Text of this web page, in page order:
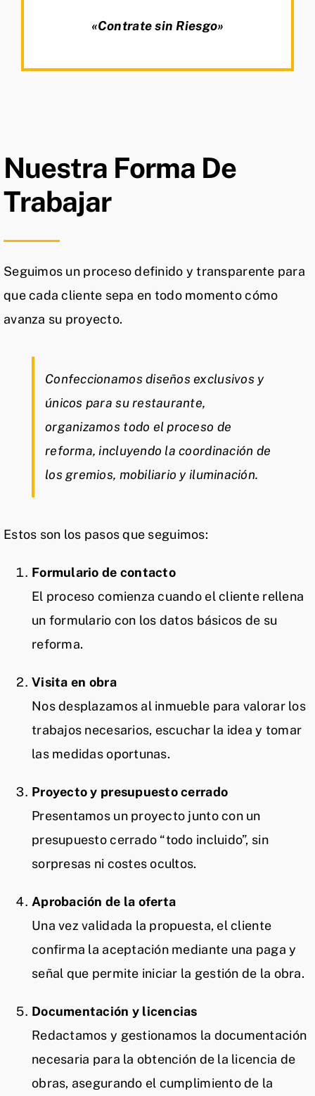
«Contrate sin Riesgo»
Nuestra Forma De
Trabajar
Seguimos un proceso definido y transparente para
que cada cliente sepa en todo momento cómo
avanza su proyecto.
Confeccionamos diseños exclusivos y
únicos para su restaurante,
organizamos todo el proceso de
reforma, incluyendo la coordinación de
los gremios, mobiliario y iluminación.
Estos son los pasos que seguimos:
Formulario de contacto
El proceso comienza cuando el cliente rellena
un formulario con los datos básicos de su
reforma.
Visita en obra
Nos desplazamos al inmueble para valorar los
trabajos necesarios, escuchar la idea y tomar
las medidas oportunas.
Proyecto y presupuesto cerrado
Presentamos un proyecto junto con un
presupuesto cerrado “todo incluido”, sin
sorpresas ni costes ocultos.
Aprobación de la oferta
Una vez validada la propuesta, el cliente
confirma la aceptación mediante una paga y
señal que permite iniciar la gestión de la obra.
Documentación y licencias
Redactamos y gestionamos la documentación
necesaria para la obtención de la licencia de
obras, asegurando el cumplimiento de la